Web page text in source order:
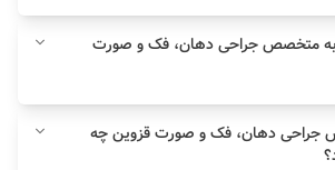
به متخصص جراحی دهان، فک و صورت
جراحی دهان، فک و صورت قزوین چه